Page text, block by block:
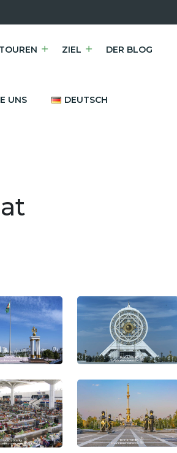
TOUREN ZIEL DER BLOG
UNS DEUTSCH